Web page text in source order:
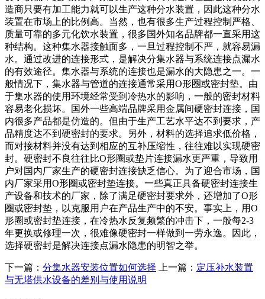
造商只要有加工能力就可以生产这种分水装置，因此这种分水
装置在市场上的比例高。当然，也有很多生产过程控制严格、
质量可靠的多元化饮水装置，很多国外知名品牌都一直采用这
种结构。这种集水器接触面多，一旦过程控制不严，就容易漏
水。通过改进的连接形式，是解决分集水器与系统连接点漏水
的有效途径。集水器与系统的连接也是漏水的大隐患之一。一
般情况下，集水器与管道的连接通常采用O形圈或密封垫。由
于集水器的使用环境经常受到冷热水的影响，一般的密封材料
容易老化损坏。国外一些高端品牌采用金属间硬密封连接，国
内很多产品都是仿造的。但由于生产工艺水平达不到要求，产
品精度达不到硬密封的要求。另外，材料的选择追求低价格，
而对接材料并没有达到相应的互补压缩性，往往难以实现硬密
封。硬密封不良往往比O形圈或垫片连接漏水更严重，导致用
户对国内厂家生产的硬密封连接缺乏信心。为了迎合市场，国
内厂家采用O形圈或密封垫连接。一些真正具备硬密封连接生
产设备和技术的厂家，除了满足硬密封要求外，还增加了O形
圈或密封垫，以克服用户在产品生产中的不安。事实上，用O
形圈或密封垫连接，在冷热水反复频繁的冲击下，一般每2-3
年更换或修理一次，很难像硬密封一样做到一劳永逸。因此，
选择硬密封是解决连接点漏水隐患的明智之举。
下一篇： 分集水器安装位置如何选择 上一篇： 定压补水装置
与无塔供水设备的差别与使用说明